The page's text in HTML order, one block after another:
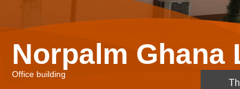
Norpalm Ghana
Office building